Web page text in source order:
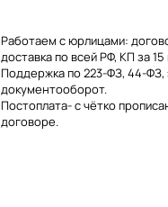
Работаем с юрлицами:
доставка по всей РФ, КП за 15
Поддержка по 223-ФЗ, 44-ФЗ,
документооборот.
Постоплата- с чётко
договоре.